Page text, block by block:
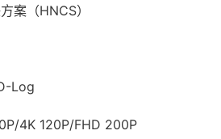
决方案（HNCS）
Log
4K 120P/FHD 200P